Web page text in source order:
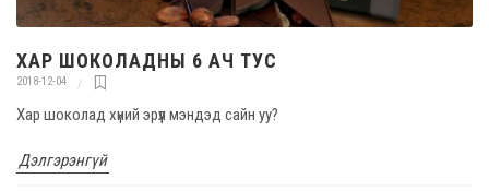
ХАР ШОКОЛАДНЫ 6 АЧ ТУС
2018-12-04
Хар шоколад хүний эрүүл мэндэд сайн уу?
Дэлгэрэнгүй